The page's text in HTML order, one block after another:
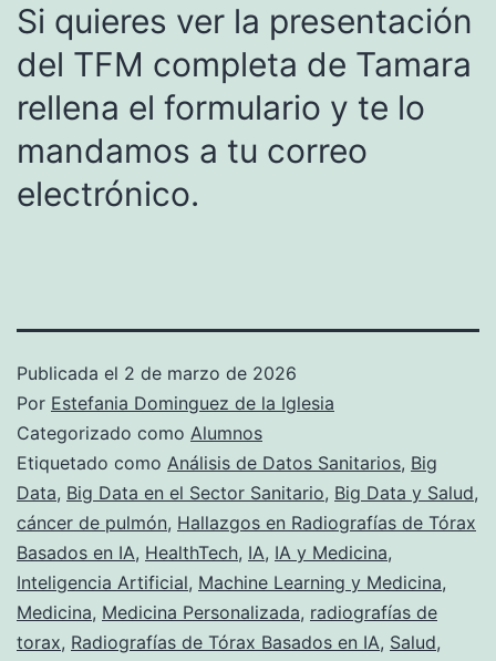
Si quieres ver la presentación
del TFM completa de Tamara
rellena el formulario y te lo
mandamos a tu correo
electrónico.
Publicada el 2 de marzo de 2026
Por Estefania Dominguez de la Iglesia
Categorizado como Alumnos
Etiquetado como Análisis de Datos Sanitarios, Big
Data, Big Data en el Sector Sanitario, Big Data y Salud,
cáncer de pulmón, Hallazgos en Radiografías de Tórax
Basados en IA, HealthTech, IA, IA y Medicina,
Inteligencia Artificial, Machine Learning y Medicina,
Medicina, Medicina Personalizada, radiografías de
torax, Radiografías de Tórax Basados en IA, Salud,